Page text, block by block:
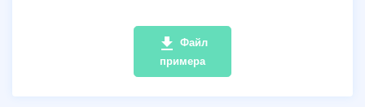
file_download Файл
примера